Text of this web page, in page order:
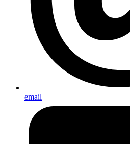
email